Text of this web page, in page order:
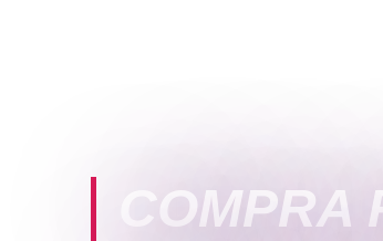
COMPRA